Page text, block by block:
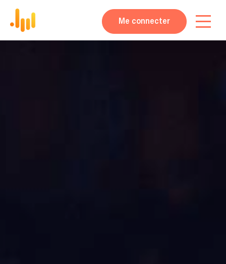
Me connecter